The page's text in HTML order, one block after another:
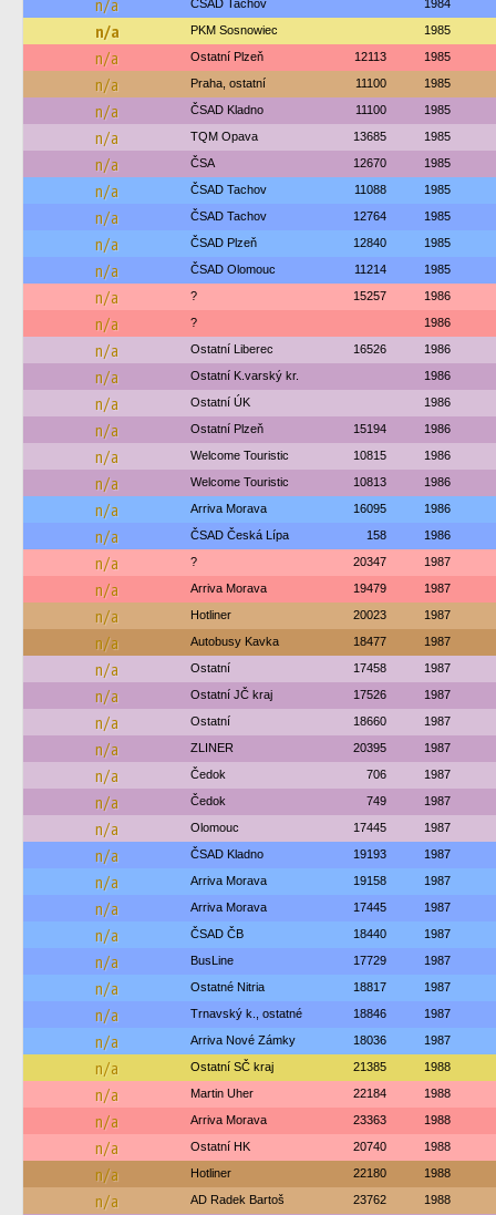
n/a ČSAD Tachov 1984
n/a PKM Sosnowiec 1985
n/a Ostatní Plzeň 12113 1985
n/a Praha, ostatní 11100 1985
n/a ČSAD Kladno 11100 1985
n/a TQM Opava 13685 1985
n/a ČSA 12670 1985
n/a ČSAD Tachov 11088 1985
n/a ČSAD Tachov 12764 1985
n/a ČSAD Plzeň 12840 1985
n/a ČSAD Olomouc 11214 1985
n/a ? 15257 1986
n/a ? 1986
n/a Ostatní Liberec 16526 1986
n/a Ostatní K.varský kr. 1986
n/a Ostatní ÚK 1986
n/a Ostatní Plzeň 15194 1986
n/a Welcome Touristic 10815 1986
n/a Welcome Touristic 10813 1986
n/a Arriva Morava 16095 1986
n/a ČSAD Česká Lípa 158 1986
n/a ? 20347 1987
n/a Arriva Morava 19479 1987
n/a Hotliner 20023 1987
n/a Autobusy Kavka 18477 1987
n/a Ostatní 17458 1987
n/a Ostatní JČ kraj 17526 1987
n/a Ostatní 18660 1987
n/a ZLINER 20395 1987
n/a Čedok 706 1987
n/a Čedok 749 1987
n/a Olomouc 17445 1987
n/a ČSAD Kladno 19193 1987
n/a Arriva Morava 19158 1987
n/a Arriva Morava 17445 1987
n/a ČSAD ČB 18440 1987
n/a BusLine 17729 1987
n/a Ostatné Nitria 18817 1987
n/a Trnavský k., ostatné 18846 1987
n/a Arriva Nové Zámky 18036 1987
n/a Ostatní SČ kraj 21385 1988
n/a Martin Uher 22184 1988
n/a Arriva Morava 23363 1988
n/a Ostatní HK 20740 1988
n/a Hotliner 22180 1988
n/a AD Radek Bartoš 23762 1988